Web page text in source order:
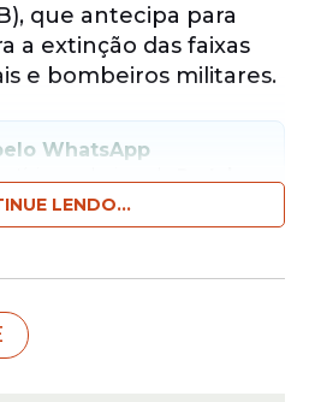
que antecipa para
a extinção das faixas
e bombeiros militares.
WhatsApp
pelo nosso canal.
por gerar
deputada Débora
LENDO...